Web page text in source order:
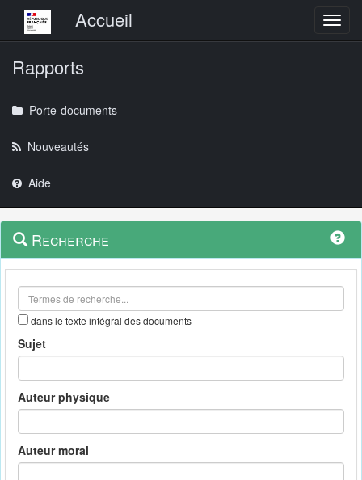
Menu principalAccueil
Rapports
Porte-documents
Nouveautés
Aide
Navigation
outils
Menu
contextuel
Recherche
dans le texte intégral des documents
Sujet
Auteur physique
Auteur moral